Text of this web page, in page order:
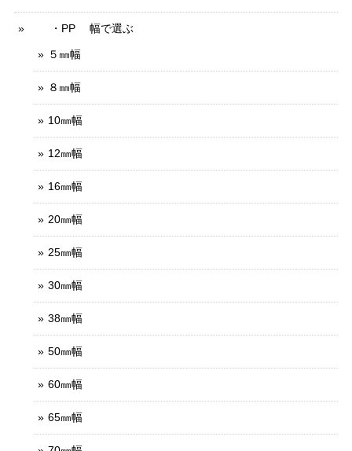
・PP 幅で選ぶ
５㎜幅
８㎜幅
10㎜幅
12㎜幅
16㎜幅
20㎜幅
25㎜幅
30㎜幅
38㎜幅
50㎜幅
60㎜幅
65㎜幅